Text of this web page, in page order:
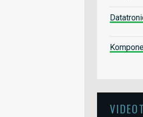
VIDEOT